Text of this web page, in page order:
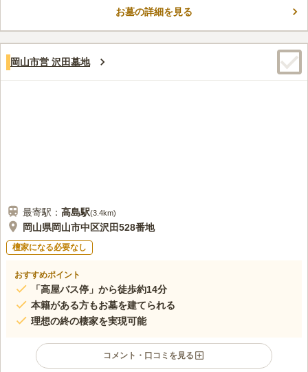
入れを行っており、信仰をお持ちでない方も安らかに眠れます。
口コミ評価
この霊園はまだ誰からも評価されていません。
お墓の詳細を見る
岡山市営 沢田墓地
最寄駅： 高島駅(3.4km)
岡山県岡山市中区沢田528番地
檀家になる必要なし
おすすめポイント
「高屋バス停」から徒歩約14分
本籍がある方もお墓を建てられる
理想の終の棲家を実現可能
コメント・口コミを見る